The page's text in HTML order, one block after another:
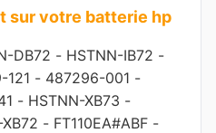
sur votre batterie hp
DB72 - HSTNN-IB72 -
121 - 487296-001 -
- HSTNN-XB73 -
- FT110EA#ABF -